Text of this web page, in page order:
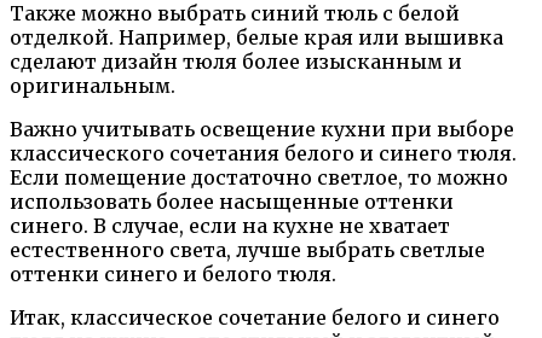
Также можно выбрать синий тюль с белой
отделкой. Например, белые края или вышивка
сделают дизайн тюля более изысканным и
оригинальным.
Важно учитывать освещение кухни при выборе
классического сочетания белого и синего тюля.
Если помещение достаточно светлое, то можно
использовать более насыщенные оттенки
синего. В случае, если на кухне не хватает
естественного света, лучше выбрать светлые
оттенки синего и белого тюля.
Итак, классическое сочетание белого и синего